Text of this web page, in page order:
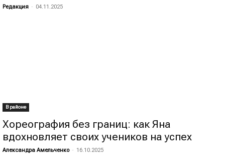
Редакция - 04.11.2025
В районе
Хореография без границ: как Яна
вдохновляет своих учеников на успех
Александра Амельченко - 16.10.2025